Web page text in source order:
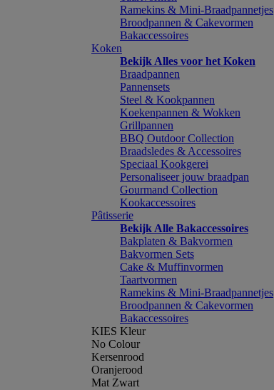
Ramekins & Mini-Braadpannetjes
Broodpannen & Cakevormen
Bakaccessoires
Koken
Bekijk Alles voor het Koken
Braadpannen
Pannensets
Steel & Kookpannen
Koekenpannen & Wokken
Grillpannen
BBQ Outdoor Collection
Braadsledes & Accessoires
Speciaal Kookgerei
Personaliseer jouw braadpan
Gourmand Collection
Kookaccessoires
Pâtisserie
Bekijk Alle Bakaccessoires
Bakplaten & Bakvormen
Bakvormen Sets
Cake & Muffinvormen
Taartvormen
Ramekins & Mini-Braadpannetjes
Broodpannen & Cakevormen
Bakaccessoires
KIES Kleur
No Colour
Kersenrood
Oranjerood
Mat Zwart